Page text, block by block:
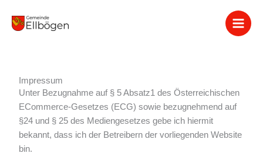
Inhalt
Impressum
Unter Bezugnahme auf § 5 Absatz1 des Österreichischen
ECommerce-Gesetzes (ECG) sowie bezugnehmend auf
§24 und § 25 des Mediengesetzes gebe ich hiermit
bekannt, dass ich der Betreibern der vorliegenden Website
bin.